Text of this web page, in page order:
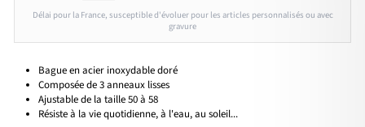
Délai pour la France, susceptible d'évoluer pour les articles personnalisés ou avec
gravure
Bague en acier inoxydable doré
Composée de 3 anneaux lisses
Ajustable de la taille 50 à 58
Résiste à la vie quotidienne, à l'eau, au soleil...